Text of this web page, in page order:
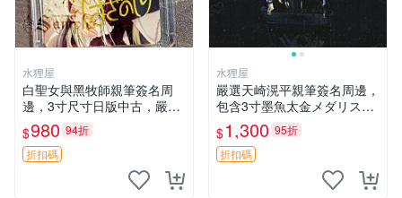
水狸屋
白聖女與黑牧師親筆簽名周
邊，3寸尺寸日版中古，嚴選
初瑕默認含原裝卡磚。快速發
貨僅存數量稀少。 和武葉佐
乃 規格 和武はざの 白聖女與
$980 94折
折扣碼
水狸屋
嚴選天崎滉平親筆簽名周邊，
包含3寸墨魚太金メダリスト
照片，附原裝卡磚與專用盒
裝，收藏推薦 天崎滉平 紙質
時尚 套裝
$1,300 95折
折扣碼